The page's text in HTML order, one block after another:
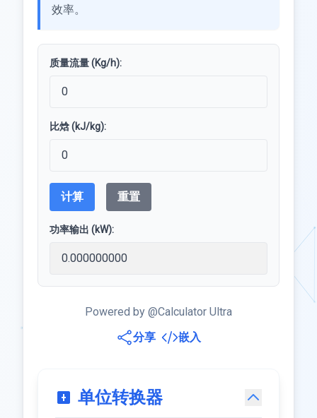
效率。
质量流量 (Kg/h):
比焓 (kJ/kg):
计算 重置
功率输出 (kW):
Powered by @Calculator Ultra
分享
嵌入
单位转换器